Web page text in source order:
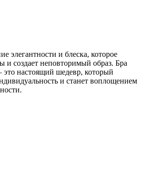
элегантности и блеска, которое
и создает неповторимый образ. Бра
это настоящий шедевр, который
и станет воплощением